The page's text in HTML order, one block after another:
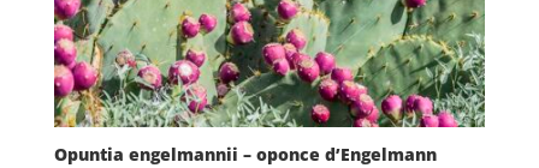
Opuntia engelmannii – oponce d’Engelmann